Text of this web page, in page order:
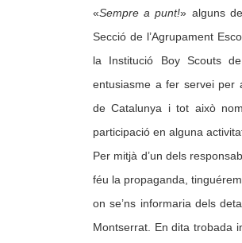
«Sempre a punt!» alguns
Secció de l’Agrupament
la Institució Boy Scouts
entusiasme a fer servei per
de Catalunya i tot això
participació en alguna
Per mitjà d’un dels
féu la propaganda,
on se’ns informaria dels
Montserrat. En dita trobada